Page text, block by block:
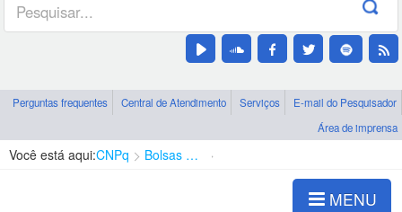
Perguntas frequentes Central de Atendimento Serviços
E-mail do Pesquisador
Área de imprensa
Você está aqui:CNPq Bolsas e Auxílios Vigentes
MENU